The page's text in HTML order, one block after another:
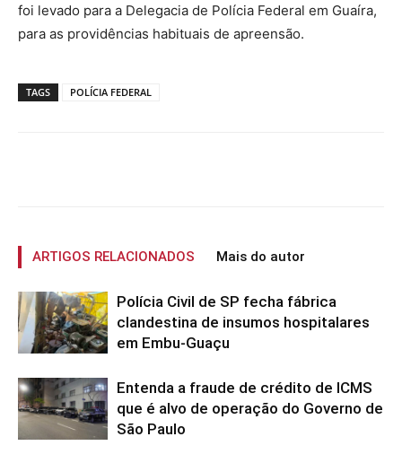
foi levado para a Delegacia de Polícia Federal em Guaíra,
para as providências habituais de apreensão.
TAGS POLÍCIA FEDERAL
ARTIGOS RELACIONADOS Mais do autor
Polícia Civil de SP fecha fábrica
clandestina de insumos hospitalares
em Embu-Guaçu
Entenda a fraude de crédito de ICMS
que é alvo de operação do Governo de
São Paulo